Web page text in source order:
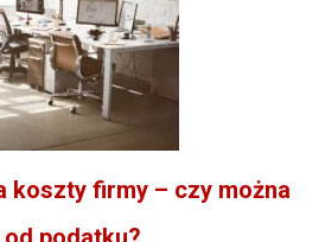
koszty firmy – czy można